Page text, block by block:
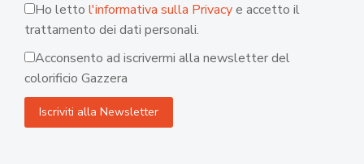
Ho letto l'informativa sulla Privacye accetto il
trattamento dei dati personali.
Acconsento ad iscrivermi alla newsletter del
colorificio Gazzera